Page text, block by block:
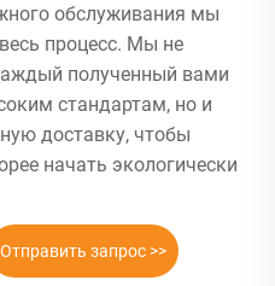
обслуживания мы
процесс. Мы не
полученный вами
стандартам, но и
доставку, чтобы
начать экологически
Отправить запрос >>